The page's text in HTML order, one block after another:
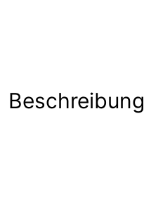
Beschreibung